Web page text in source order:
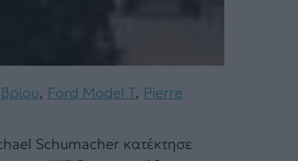
, Ford Model T, Pierre
Schumacher κατέκτησε